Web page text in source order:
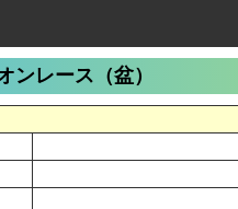
ンレース（盆）